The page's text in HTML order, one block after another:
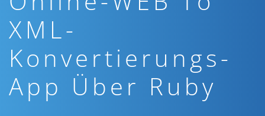
XML-
Konvertierungs-
App Über Ruby